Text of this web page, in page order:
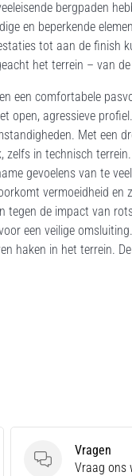
bergpaden
en beperkende
tot aan de finish
het terrein – van
een comfortabele
open, agressieve
Met een
zelfs in technisch terrein.
gevoelens van te
vermoeidheid en
tegen de impact van
een veilige
haken in het terrein.
Vragen
Vragen
Vraag ons